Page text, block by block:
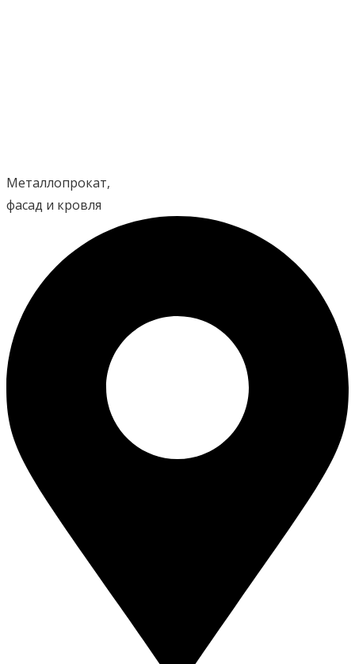
Металлопрокат,
фасад и кровля